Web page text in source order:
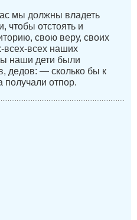
мы должны владеть
чтобы отстоять и
свою веру, своих
всех-всех наших
наши дети были
дедов: — сколько бы к
получали отпор.